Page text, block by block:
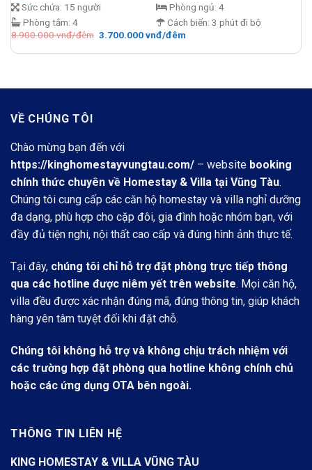
Sức chứa: 15 người
Phòng tắm: 4
Phòng ngủ: 4
Cách biển: 3 phút đi bộ
8.900.000vnđ/đêm Giá
là:
3.700.000vnđ/đêmGiá
tại
VỀ CHÚNG TÔI
Chào mừng bạn đến với
https://kinghomestayvungtau.com/ – website booking
chính thức chuyên về Homestay & Villa tại Vũng Tàu.
Chúng tôi cung cấp các căn hộ homestay và villa nghỉ dưỡng
đa dạng, phù hợp cho cặp đôi, gia đình hoặc nhóm bạn, với
đầy đủ tiện nghi, nội thất cao cấp và đúng hình ảnh thực tế.
Tại đây, chúng tôi chỉ hỗ trợ đặt phòng trực tiếp thông
qua các hotline được niêm yết trên website. Mọi căn hộ,
villa đều được xác nhận đúng mã, đúng thông tin, giúp khách
hàng yên tâm tuyệt đối khi đặt chỗ.
Chúng tôi không hỗ trợ và không chịu trách nhiệm với
các trường hợp đặt phòng qua hotline không chính chủ
hoặc các ứng dụng OTA bên ngoài.
THÔNG TIN LIÊN HỆ
KING HOMESTAY & VILLA VŨNG TÀU